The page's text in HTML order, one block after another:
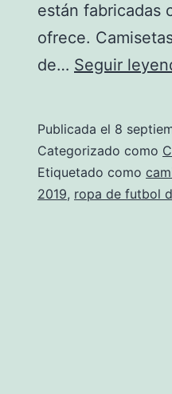
están fabricadas
ofrece.
de… Seguir
Publicada el 8
Categorizado como
Etiquetado como
2019, ropa de futbol